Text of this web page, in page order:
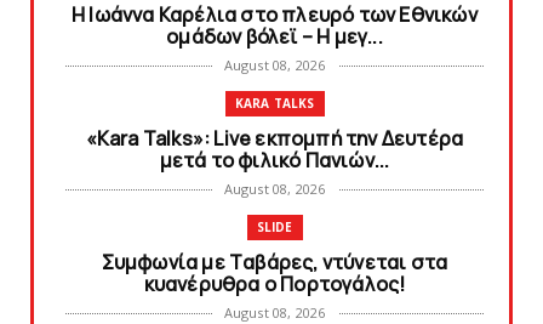
Η Ιωάννα Καρέλια στο πλευρό των Εθνικών
ομάδων βόλεϊ – H μεγ...
August 08, 2026
KARA TALKS
«Kara Talks»: Live εκπομπή την Δευτέρα
μετά το φιλικό Πανιών...
August 08, 2026
SLIDE
Συμφωνία με Tαβάρες, ντύνεται στα
κυανέρυθρα ο Πορτογάλος!
August 08, 2026